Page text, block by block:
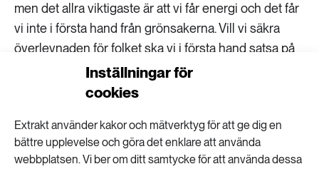
Inställningar för
cookies
Extrakt använder kakor och mätverktyg för att ge dig en
bättre upplevelse och göra det enklare att använda
webbplatsen. Vi ber om ditt samtycke för att använda dessa
men det allra viktigaste är att vi får energi och det får
vi inte i första hand från grönsakerna. Vill vi säkra
överlevnaden för folket ska vi i första hand satsa på
spannmål, och där har vi egen fröproduktion. Men
det skadar inte att komplettera spannmålen med
Från Kina till svenska åkrar